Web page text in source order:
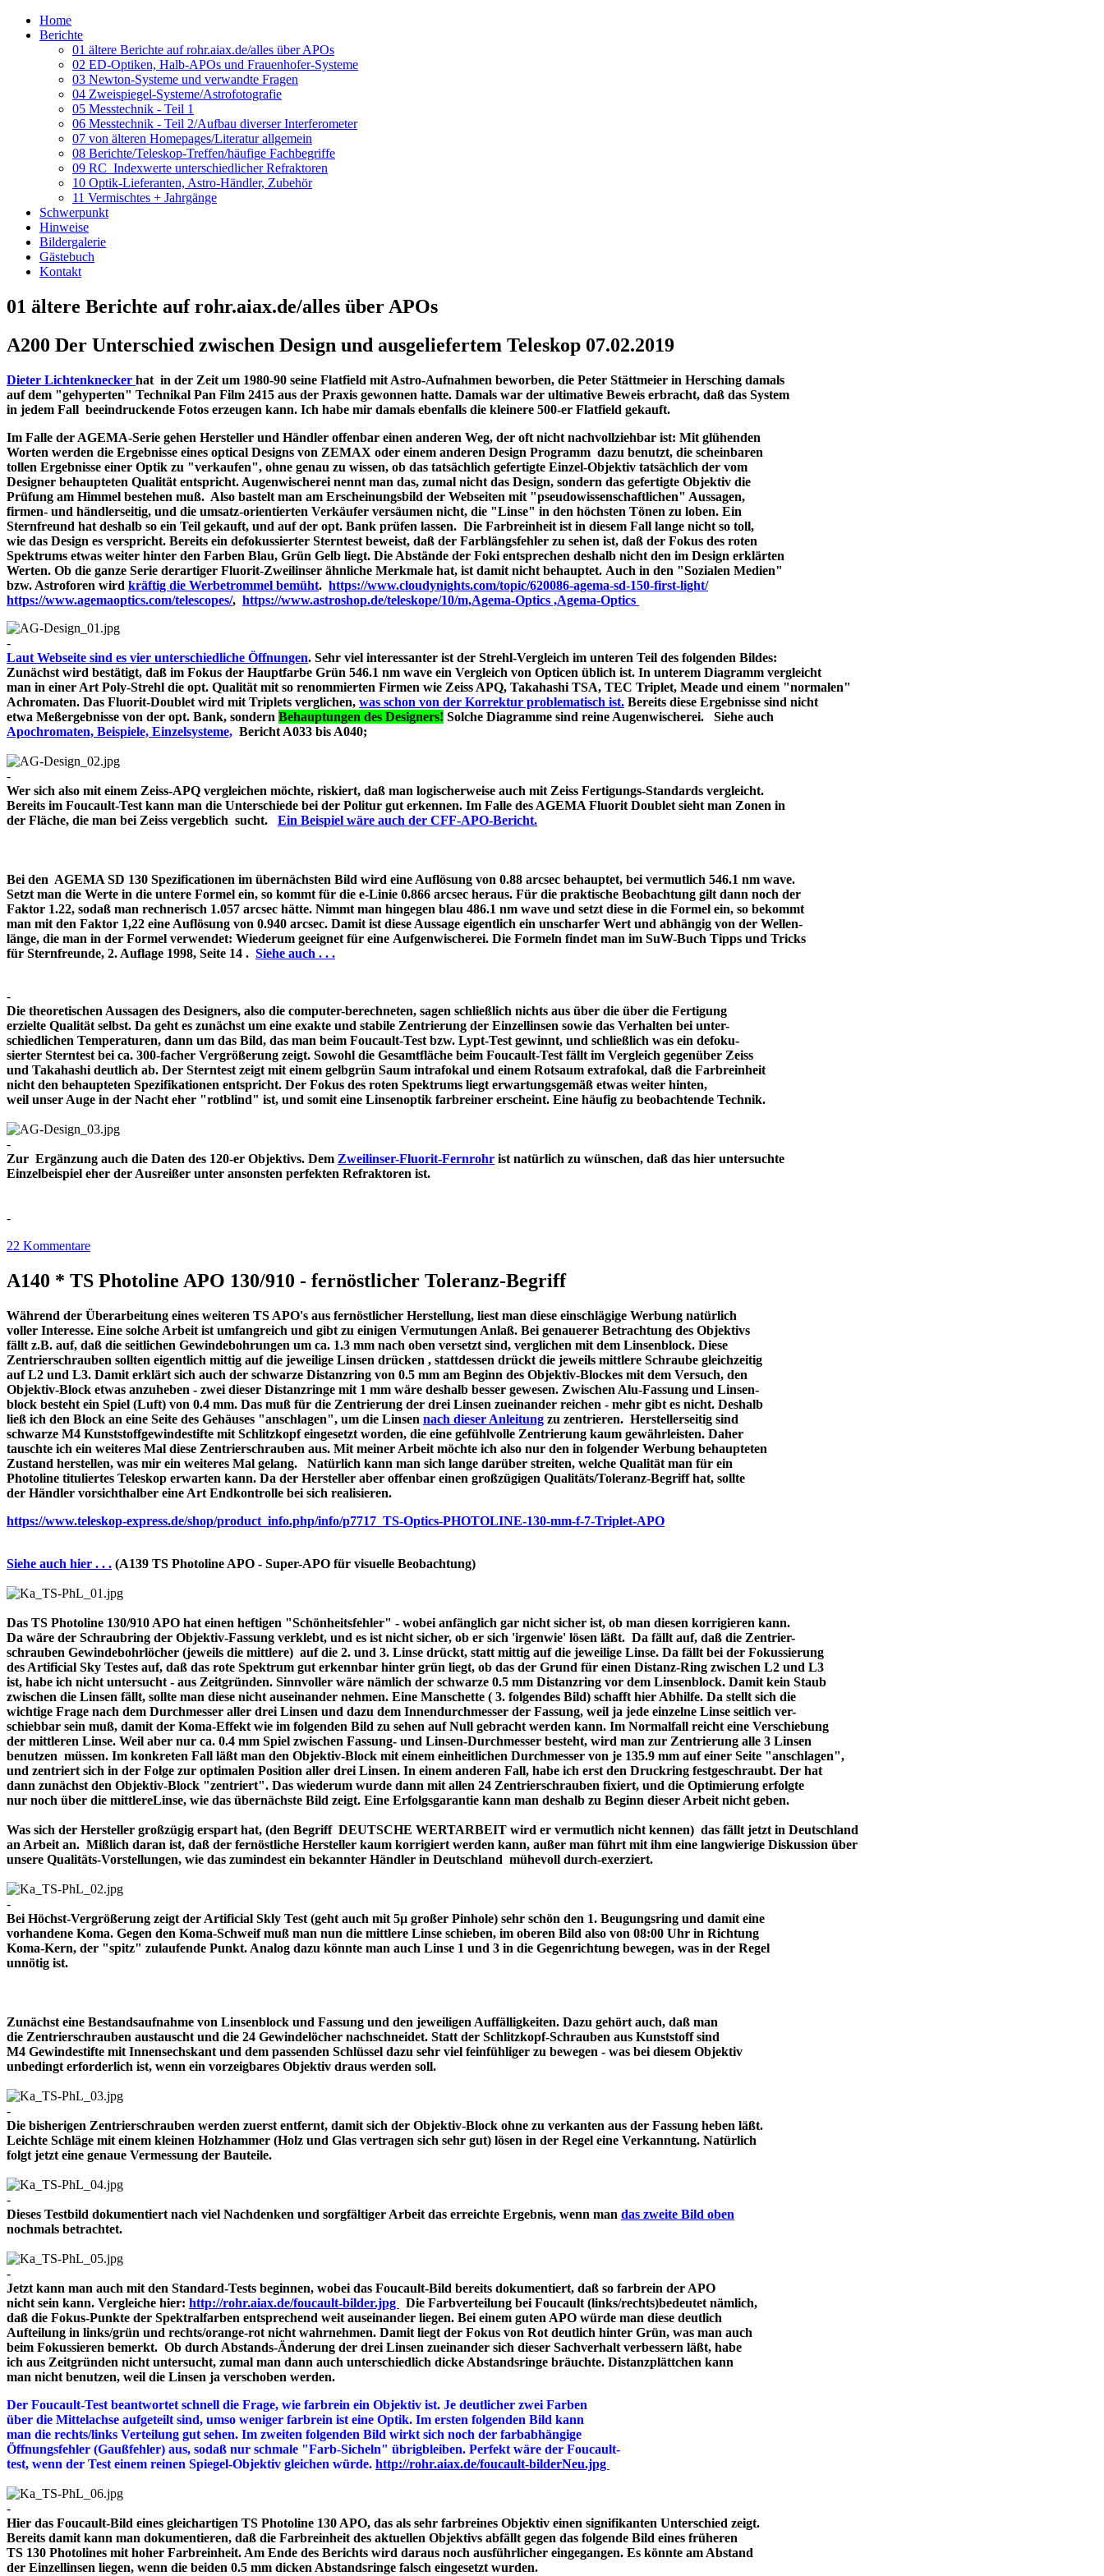
Home
Berichte
01 ältere Berichte auf rohr.aiax.de/alles über APOs
02 ED-Optiken, Halb-APOs und Frauenhofer-Systeme
03 Newton-Systeme und verwandte Fragen
04 Zweispiegel-Systeme/Astrofotografie
05 Messtechnik - Teil 1
06 Messtechnik - Teil 2/Aufbau diverser Interferometer
07 von älteren Homepages/Literatur allgemein
08 Berichte/Teleskop-Treffen/häufige Fachbegriffe
09 RC_Indexwerte unterschiedlicher Refraktoren
10 Optik-Lieferanten, Astro-Händler, Zubehör
11 Vermischtes + Jahrgänge
Schwerpunkt
Hinweise
Bildergalerie
Gästebuch
Kontakt
01 ältere Berichte auf rohr.aiax.de/alles über APOs
A200 Der Unterschied zwischen Design und ausgeliefertem Teleskop 07.02.2019
Dieter Lichtenknecker hat in der Zeit um 1980-90 seine Flatfield mit Astro-Aufnahmen beworben, die Peter Stättmeier in Hersching damals
auf dem "gehyperten" Technikal Pan Film 2415 aus der Praxis gewonnen hatte. Damals war der ultimative Beweis erbracht, daß das System
in jedem Fall beeindruckende Fotos erzeugen kann. Ich habe mir damals ebenfalls die kleinere 500-er Flatfield gekauft.
Im Falle der AGEMA-Serie gehen Hersteller und Händler offenbar einen anderen Weg, der oft nicht nachvollziehbar ist: Mit glühenden
Worten werden die Ergebnisse eines optical Designs von ZEMAX oder einem anderen Design Programm dazu benutzt, die scheinbaren
tollen Ergebnisse einer Optik zu "verkaufen", ohne genau zu wissen, ob das tatsächlich gefertigte Einzel-Objektiv tatsächlich der vom
Designer behaupteten Qualität entspricht. Augenwischerei nennt man das, zumal nicht das Design, sondern das gefertigte Objektiv die
Prüfung am Himmel bestehen muß. Also bastelt man am Erscheinungsbild der Webseiten mit "pseudowissenschaftlichen" Aussagen,
firmen- und händlerseitig, und die umsatz-orientierten Verkäufer versäumen nicht, die "Linse" in den höchsten Tönen zu loben. Ein
Sternfreund hat deshalb so ein Teil gekauft, und auf der opt. Bank prüfen lassen. Die Farbreinheit ist in diesem Fall lange nicht so toll,
wie das Design es verspricht. Bereits ein defokussierter Sterntest beweist, daß der Farblängsfehler zu sehen ist, daß der Fokus des roten
Spektrums etwas weiter hinter den Farben Blau, Grün Gelb liegt. Die Abstände der Foki entsprechen deshalb nicht den im Design erklärten
Werten. Ob die ganze Serie derartiger Fluorit-Zweilinser ähnliche Merkmale hat, ist damit nicht behauptet. Auch in den "Sozialen Medien"
bzw. Astroforen wird kräftig die Werbetrommel bemüht. https://www.cloudynights.com/topic/620086-agema-sd-150-first-light/
https://www.agemaoptics.com/telescopes/, https://www.astroshop.de/teleskope/10/m,Agema-Optics ,Agema-Optics
-
Laut Webseite sind es vier unterschiedliche Öffnungen. Sehr viel interessanter ist der Strehl-Vergleich im unteren Teil des folgenden Bildes:
Zunächst wird bestätigt, daß im Fokus der Hauptfarbe Grün 546.1 nm wave ein Vergleich von Opticen üblich ist. In unterem Diagramm vergleicht
man in einer Art Poly-Strehl die opt. Qualität mit so renommierten Firmen wie Zeiss APQ, Takahashi TSA, TEC Triplet, Meade und einem "normalen"
Achromaten. Das Fluorit-Doublet wird mit Triplets verglichen, was schon von der Korrektur problematisch ist. Bereits diese Ergebnisse sind nicht
etwa Meßergebnisse von der opt. Bank, sondern Behauptungen des Designers! Solche Diagramme sind reine Augenwischerei. Siehe auch
Apochromaten, Beispiele, Einzelsysteme, Bericht A033 bis A040;
-
Wer sich also mit einem Zeiss-APQ vergleichen möchte, riskiert, daß man logischerweise auch mit Zeiss Fertigungs-Standards vergleicht.
Bereits im Foucault-Test kann man die Unterschiede bei der Politur gut erkennen. Im Falle des AGEMA Fluorit Doublet sieht man Zonen in
der Fläche, die man bei Zeiss vergeblich sucht. Ein Beispiel wäre auch der CFF-APO-Bericht.
Bei den AGEMA SD 130 Spezificationen im übernächsten Bild wird eine Auflösung von 0.88 arcsec behauptet, bei vermutlich 546.1 nm wave.
Setzt man die Werte in die untere Formel ein, so kommt für die e-Linie 0.866 arcsec heraus. Für die praktische Beobachtung gilt dann noch der
Faktor 1.22, sodaß man rechnerisch 1.057 arcsec hätte. Nimmt man hingegen blau 486.1 nm wave und setzt diese in die Formel ein, so bekommt
man mit den Faktor 1,22 eine Auflösung von 0.940 arcsec. Damit ist diese Aussage eigentlich ein unscharfer Wert und abhängig von der Wellen-
länge, die man in der Formel verwendet: Wiederum geeignet für eine Aufgenwischerei. Die Formeln findet man im SuW-Buch Tipps und Tricks
für Sternfreunde, 2. Auflage 1998, Seite 14 . Siehe auch . . .
-
Die theoretischen Aussagen des Designers, also die computer-berechneten, sagen schließlich nichts aus über die über die Fertigung
erzielte Qualität selbst. Da geht es zunächst um eine exakte und stabile Zentrierung der Einzellinsen sowie das Verhalten bei unter-
schiedlichen Temperaturen, dann um das Bild, das man beim Foucault-Test bzw. Lypt-Test gewinnt, und schließlich was ein defoku-
sierter Sterntest bei ca. 300-facher Vergrößerung zeigt. Sowohl die Gesamtfläche beim Foucault-Test fällt im Vergleich gegenüber Zeiss
und Takahashi deutlich ab. Der Sterntest zeigt mit einem gelbgrün Saum intrafokal und einem Rotsaum extrafokal, daß die Farbreinheit
nicht den behaupteten Spezifikationen entspricht. Der Fokus des roten Spektrums liegt erwartungsgemäß etwas weiter hinten,
weil unser Auge in der Nacht eher "rotblind" ist, und somit eine Linsenoptik farbreiner erscheint. Eine häufig zu beobachtende Technik.
-
Zur Ergänzung auch die Daten des 120-er Objektivs. Dem Zweilinser-Fluorit-Fernrohr ist natürlich zu wünschen, daß das hier untersuchte
Einzelbeispiel eher der Ausreißer unter ansonsten perfekten Refraktoren ist.
-
22 Kommentare
A140 * TS Photoline APO 130/910 - fernöstlicher Toleranz-Begriff
Während der Überarbeitung eines weiteren TS APO's aus fernöstlicher Herstellung, liest man diese einschlägige Werbung natürlich
voller Interesse. Eine solche Arbeit ist umfangreich und gibt zu einigen Vermutungen Anlaß. Bei genauerer Betrachtung des Objektivs
fällt z.B. auf, daß die seitlichen Gewindebohrungen um ca. 1.3 mm nach oben versetzt sind, verglichen mit dem Linsenblock. Diese
Zentrierschrauben sollten eigentlich mittig auf die jeweilige Linsen drücken , stattdessen drückt die jeweils mittlere Schraube gleichzeitig
auf L2 und L3. Damit erklärt sich auch der schwarze Distanzring von 0.5 mm am Beginn des Objektiv-Blockes mit dem Versuch, den
Objektiv-Block etwas anzuheben - zwei dieser Distanzringe mit 1 mm wäre deshalb besser gewesen. Zwischen Alu-Fassung und Linsen-
block besteht ein Spiel (Luft) von 0.4 mm. Das muß für die Zentrierung der drei Linsen zueinander reichen - mehr gibt es nicht. Deshalb
ließ ich den Block an eine Seite des Gehäuses "anschlagen", um die Linsen nach dieser Anleitung zu zentrieren. Herstellerseitig sind
schwarze M4 Kunststoffgewindestifte mit Schlitzkopf eingesetzt worden, die eine gefühlvolle Zentrierung kaum gewährleisten. Daher
tauschte ich ein weiteres Mal diese Zentrierschrauben aus. Mit meiner Arbeit möchte ich also nur den in folgender Werbung behaupteten
Zustand herstellen, was mir ein weiteres Mal gelang. Natürlich kann man sich lange darüber streiten, welche Qualität man für ein
Photoline tituliertes Teleskop erwarten kann. Da der Hersteller aber offenbar einen großzügigen Qualitäts/Toleranz-Begriff hat, sollte
der Händler vorsichthalber eine Art Endkontrolle bei sich realisieren.
https://www.teleskop-express.de/shop/product_info.php/info/p7717_TS-Optics-PHOTOLINE-130-mm-f-7-Triplet-APO
Siehe auch hier . . . (A139 TS Photoline APO - Super-APO für visuelle Beobachtung)
Das TS Photoline 130/910 APO hat einen heftigen "Schönheitsfehler" - wobei anfänglich gar nicht sicher ist, ob man diesen korrigieren kann.
Da wäre der Schraubring der Objektiv-Fassung verklebt, und es ist nicht sicher, ob er sich 'irgenwie' lösen läßt. Da fällt auf, daß die Zentrier-
schrauben Gewindebohrlöcher (jeweils die mittlere) auf die 2. und 3. Linse drückt, statt mittig auf die jeweilige Linse. Da fällt bei der Fokussierung
des Artificial Sky Testes auf, daß das rote Spektrum gut erkennbar hinter grün liegt, ob das der Grund für einen Distanz-Ring zwischen L2 und L3
ist, habe ich nicht untersucht - aus Zeitgründen. Sinnvoller wäre nämlich der schwarze 0.5 mm Distanzring vor dem Linsenblock. Damit kein Staub
zwischen die Linsen fällt, sollte man diese nicht auseinander nehmen. Eine Manschette ( 3. folgendes Bild) schafft hier Abhilfe. Da stellt sich die
wichtige Frage nach dem Durchmesser aller drei Linsen und dazu dem Innendurchmesser der Fassung, weil ja jede einzelne Linse seitlich ver-
schiebbar sein muß, damit der Koma-Effekt wie im folgenden Bild zu sehen auf Null gebracht werden kann. Im Normalfall reicht eine Verschiebung
der mittleren Linse. Weil aber nur ca. 0.4 mm Spiel zwischen Fassung- und Linsen-Durchmesser besteht, wird man zur Zentrierung alle 3 Linsen
benutzen müssen. Im konkreten Fall läßt man den Objektiv-Block mit einem einheitlichen Durchmesser von je 135.9 mm auf einer Seite "anschlagen",
und zentriert sich in der Folge zur optimalen Position aller drei Linsen. In einem anderen Fall, habe ich erst den Druckring festgeschraubt. Der hat
dann zunächst den Objektiv-Block "zentriert". Das wiederum wurde dann mit allen 24 Zentrierschrauben fixiert, und die Optimierung erfolgte
nur noch über die mittlereLinse, wie das übernächste Bild zeigt. Eine Erfolgsgarantie kann man deshalb zu Beginn dieser Arbeit nicht geben.
Was sich der Hersteller großzügig erspart hat, (den Begriff DEUTSCHE WERTARBEIT wird er vermutlich nicht kennen) das fällt jetzt in Deutschland
an Arbeit an. Mißlich daran ist, daß der fernöstliche Hersteller kaum korrigiert werden kann, außer man führt mit ihm eine langwierige Diskussion über
unsere Qualitäts-Vorstellungen, wie das zumindest ein bekannter Händler in Deutschland mühevoll durch-exerziert.
-
Bei Höchst-Vergrößerung zeigt der Artificial Skly Test (geht auch mit 5µ großer Pinhole) sehr schön den 1. Beugungsring und damit eine
vorhandene Koma. Gegen den Koma-Schweif muß man nun die mittlere Linse schieben, im oberen Bild also von 08:00 Uhr in Richtung
Koma-Kern, der "spitz" zulaufende Punkt. Analog dazu könnte man auch Linse 1 und 3 in die Gegenrichtung bewegen, was in der Regel
unnötig ist.
Zunächst eine Bestandsaufnahme von Linsenblock und Fassung und den jeweiligen Auffälligkeiten. Dazu gehört auch, daß man
die Zentrierschrauben austauscht und die 24 Gewindelöcher nachschneidet. Statt der Schlitzkopf-Schrauben aus Kunststoff sind
M4 Gewindestifte mit Innensechskant und dem passenden Schlüssel dazu sehr viel feinfühliger zu bewegen - was bei diesem Objektiv
unbedingt erforderlich ist, wenn ein vorzeigbares Objektiv draus werden soll.
-
Die bisherigen Zentrierschrauben werden zuerst entfernt, damit sich der Objektiv-Block ohne zu verkanten aus der Fassung heben läßt.
Leichte Schläge mit einem kleinen Holzhammer (Holz und Glas vertragen sich sehr gut) lösen in der Regel eine Verkanntung. Natürlich
folgt jetzt eine genaue Vermessung der Bauteile.
-
Dieses Testbild dokumentiert nach viel Nachdenken und sorgfältiger Arbeit das erreichte Ergebnis, wenn man das zweite Bild oben
nochmals betrachtet.
-
Jetzt kann man auch mit den Standard-Tests beginnen, wobei das Foucault-Bild bereits dokumentiert, daß so farbrein der APO
nicht sein kann. Vergleiche hier: http://rohr.aiax.de/foucault-bilder.jpg
Die Farbverteilung bei Foucault (links/rechts)bedeutet nämlich,
daß die Fokus-Punkte der Spektralfarben entsprechend weit auseinander liegen. Bei einem guten APO würde man diese deutlich
Aufteilung in links/grün und rechts/orange-rot nicht wahrnehmen. Damit liegt der Fokus von Rot deutlich hinter Grün, was man auch
beim Fokussieren bemerkt. Ob durch Abstands-Änderung der drei Linsen zueinander sich dieser Sachverhalt verbessern läßt, habe
ich aus Zeitgründen nicht untersucht, zumal man dann auch unterschiedlich dicke Abstandsringe bräuchte. Distanzplättchen kann
man nicht benutzen, weil die Linsen ja verschoben werden.
Der Foucault-Test beantwortet schnell die Frage, wie farbrein ein Objektiv ist. Je deutlicher zwei Farben
über die Mittelachse aufgeteilt sind, umso weniger farbrein ist eine Optik. Im ersten folgenden Bild kann
man die rechts/links Verteilung gut sehen. Im zweiten folgenden Bild wirkt sich noch der farbabhängige
Öffnungsfehler (Gaußfehler) aus, sodaß nur schmale "Farb-Sicheln" übrigbleiben. Perfekt wäre der Foucault-
test, wenn der Test einem reinen Spiegel-Objektiv gleichen würde. http://rohr.aiax.de/foucault-bilderNeu.jpg
-
Hier das Foucault-Bild eines gleichartigen TS Photoline 130 APO, das als sehr farbreines Objektiv einen signifikanten Unterschied zeigt.
Bereits damit kann man dokumentieren, daß die Farbreinheit des aktuellen Objektivs abfällt gegen das folgende Bild eines früheren
TS 130 Photolines mit hoher Farbreinheit. Am Ende des Berichts wird daraus noch ausführlicher eingegangen. Es könnte am Abstand
der Einzellinsen liegen, wenn die beiden 0.5 mm dicken Abstandsringe falsch eingesetzt wurden.